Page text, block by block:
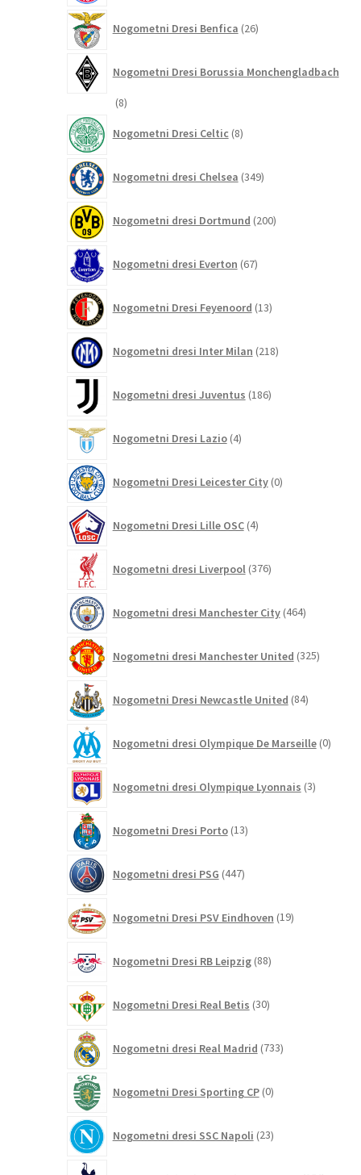
Nogometni Dresi Benfica 26izdelkov
Nogometni Dresi Borussia Monchengladbach
88
Nogometni Dresi Celtic 8izdelkov
Nogometni dresi Chelsea 349izdelkov
Nogometni dresi Dortmund 200izdelkov
Nogometni dresi Everton 67izdelkov
Nogometni Dresi Feyenoord 13izdelkov
Nogometni dresi Inter Milan 218izdelkov
Nogometni dresi Juventus 186izdelkov
Nogometni Dresi Lazio 4izdelki
Nogometni Dresi Leicester City 0izdelkov
Nogometni Dresi Lille OSC 4izdelki
Nogometni dresi Liverpool 376izdelkov
Nogometni dresi Manchester City 464izdelkov
Nogometni dresi Manchester United 325izdelkov
Nogometni Dresi Newcastle United 84izdelkov
Nogometni dresi Olympique De Marseille 0
Nogometni dresi Olympique Lyonnais 3izdelki
Nogometni Dresi Porto 13izdelkov
Nogometni dresi PSG 447izdelkov
Nogometni Dresi PSV Eindhoven 19izdelkov
Nogometni Dresi RB Leipzig 88izdelkov
Nogometni Dresi Real Betis 30izdelkov
Nogometni dresi Real Madrid 733izdelkov
Nogometni Dresi Sporting CP 0izdelkov
Nogometni dresi SSC Napoli 23izdelkov